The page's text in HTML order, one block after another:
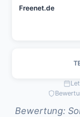
Bewertung:
Freenet.de